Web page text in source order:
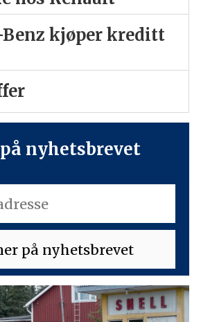
Benz kjøper kreditt
nyhetsbrevet